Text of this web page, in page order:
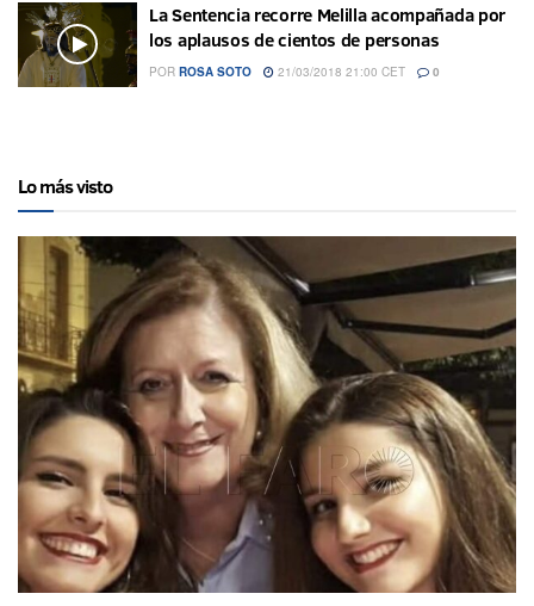
La Sentencia recorre Melilla acompañada por
los aplausos de cientos de personas
POR ROSA SOTO 21/03/2018 21:00 CET 0
Lo más visto